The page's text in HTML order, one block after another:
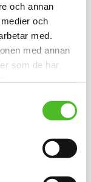
och annan
och
med.
med annan
som de har
Vorsteh
elastan med ett
av en Korthårig
färger.
159SEK
Lägg
F
L
E
E
C
E
F
O
D